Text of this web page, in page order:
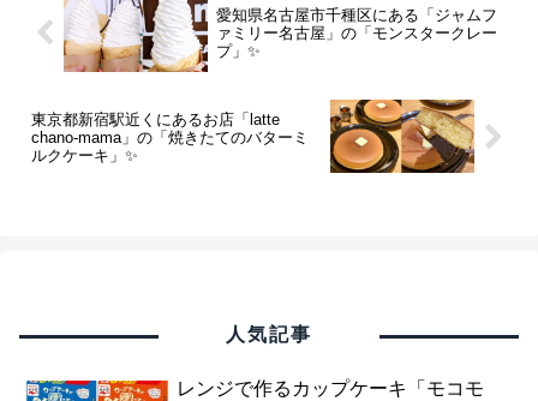
愛知県名古屋市千種区にある「ジャムフ
ァミリー名古屋」の「モンスタークレー
プ」✨
東京都新宿駅近くにあるお店「latte
chano-mama」の「焼きたてのバターミ
ルクケーキ」✨
人気記事
レンジで作るカップケーキ「モコモ